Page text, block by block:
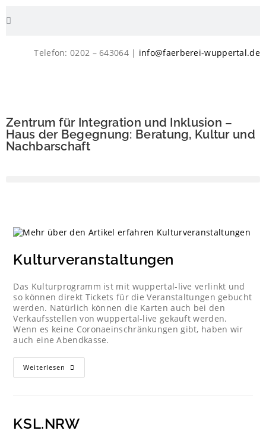
Telefon: 0202 – 643064 | info@faerberei-wuppertal.de
Zentrum für Integration und Inklusion –
Haus der Begegnung: Beratung, Kultur und
Nachbarschaft
Kulturveranstaltungen
Das Kulturprogramm ist mit wuppertal-live verlinkt und
so können direkt Tickets für die Veranstaltungen gebucht
werden. Natürlich können die Karten auch bei den
Verkaufsstellen von wuppertal-live gekauft werden.
Wenn es keine Coronaeinschränkungen gibt, haben wir
auch eine Abendkasse.
Weiterlesen
KSL.NRW